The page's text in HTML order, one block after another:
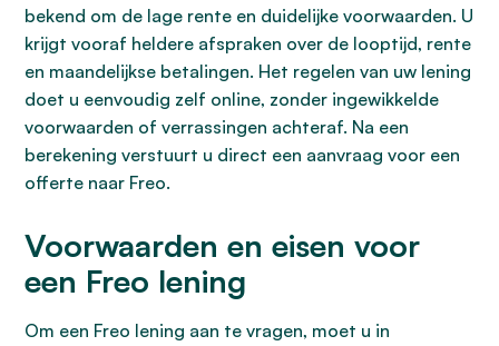
bekend om de lage rente en duidelijke voorwaarden. U
krijgt vooraf heldere afspraken over de looptijd, rente
en maandelijkse betalingen. Het regelen van uw lening
doet u eenvoudig zelf online, zonder ingewikkelde
voorwaarden of verrassingen achteraf. Na een
berekening verstuurt u direct een aanvraag voor een
offerte naar Freo.
Voorwaarden en eisen voor
een Freo lening
Om een Freo lening aan te vragen, moet u in